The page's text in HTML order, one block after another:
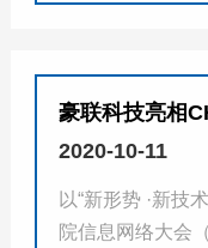
2020-10-11
以“新形势 ·新技术 ·新
院信息网络大会（CHINC） 在